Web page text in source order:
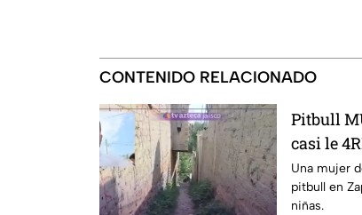
CONTENIDO RELACIONADO
Pitbull
casi le
perder el
Una mujer
pitbull en
niñas.